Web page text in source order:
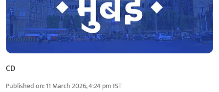
CD
Published on:11 March 2026, 4:24 pm IST